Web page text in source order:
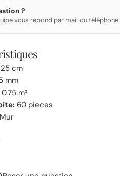
?
vous répond par mail ou téléphone.
cm
mm
0.75 m²
60 pieces
Mur